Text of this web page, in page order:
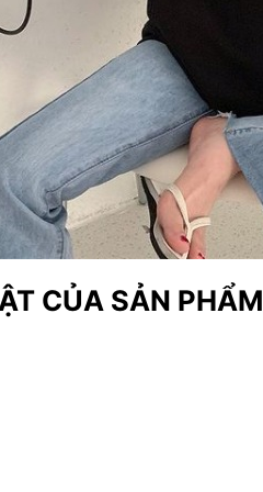
CỦA SẢN PHẨM